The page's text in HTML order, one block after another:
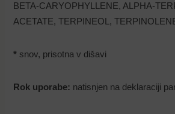
BETA-CARYOPHYLLENE, ALPHA-
ACETATE, TERPINEOL,
* snov, prisotna v dišavi
Rok uporabe: natisnjen na deklaraciji
Geslo